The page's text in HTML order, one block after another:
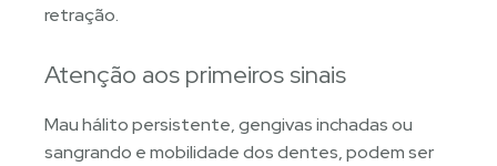
retração.
Atenção aos primeiros sinais
Mau hálito persistente, gengivas inchadas ou
sangrando e mobilidade dos dentes, podem ser